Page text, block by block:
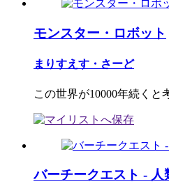
モンスター・ロボット
まりすえす・さーど
この世界が10000年続くと
バーチークエスト - 人